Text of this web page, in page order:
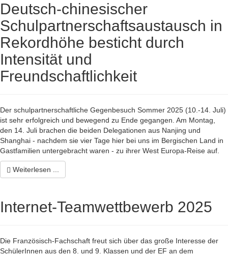
Deutsch-chinesischer
Schulpartnerschaftsaustausch in
Rekordhöhe besticht durch
Intensität und
Freundschaftlichkeit
Der schulpartnerschaftliche Gegenbesuch Sommer 2025 (10.-14. Juli)
ist sehr erfolgreich und bewegend zu Ende gegangen. Am Montag,
den 14. Juli brachen die beiden Delegationen aus Nanjing und
Shanghai - nachdem sie vier Tage hier bei uns im Bergischen Land in
Gastfamilien untergebracht waren - zu ihrer West Europa-Reise auf.
Weiterlesen ...
Internet-Teamwettbewerb 2025
Die Französisch-Fachschaft freut sich über das große Interesse der
SchülerInnen aus den 8. und 9. Klassen und der EF an dem